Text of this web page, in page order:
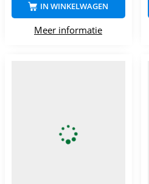
Meer informatie
IN WINKELWAGEN